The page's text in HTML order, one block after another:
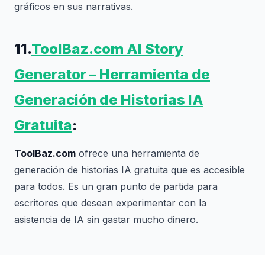
gráficos en sus narrativas.
11.ToolBaz.com AI Story
Generator – Herramienta de
Generación de Historias IA
Gratuita:
ToolBaz.com ofrece una herramienta de
generación de historias IA gratuita que es accesible
para todos. Es un gran punto de partida para
escritores que desean experimentar con la
asistencia de IA sin gastar mucho dinero.